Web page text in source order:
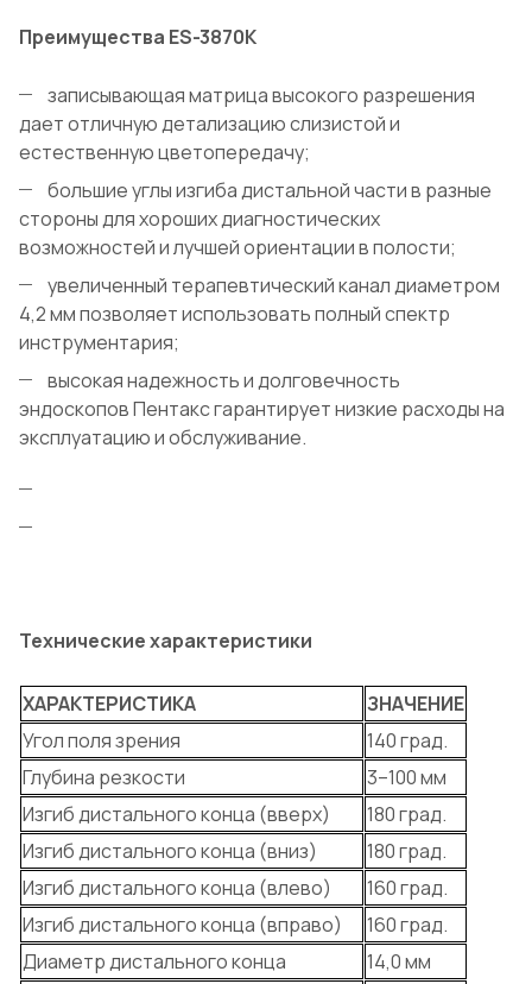
Преимущества ES-3870K
записывающая матрица высокого разрешения
дает отличную детализацию слизистой и
естественную цветопередачу;
большие углы изгиба дистальной части в разные
стороны для хороших диагностических
возможностей и лучшей ориентации в полости;
увеличенный терапевтический канал диаметром
4,2 мм позволяет использовать полный спектр
инструментария;
высокая надежность и долговечность
эндоскопов Пентакс гарантирует низкие расходы на
эксплуатацию и обслуживание.
Технические характеристики
ХАРАКТЕРИСТИКА
ЗНАЧЕНИЕ
Угол поля зрения
140 град.
Глубина резкости
3–100 мм
Изгиб дистального конца (вверх)
180 град.
Изгиб дистального конца (вниз)
180 град.
Изгиб дистального конца (влево)
160 град.
Изгиб дистального конца (вправо)
160 град.
Диаметр дистального конца
14,0 мм